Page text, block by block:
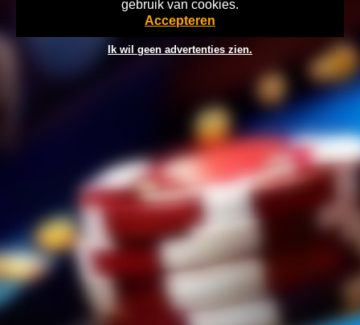
gebruik van cookies.
Accepteren
©2026 playtronics.nl Verantwoord Gokken Info, Wat kost gokken jou?
Stop op tijd, 18+
Ik wil geen advertenties zien.